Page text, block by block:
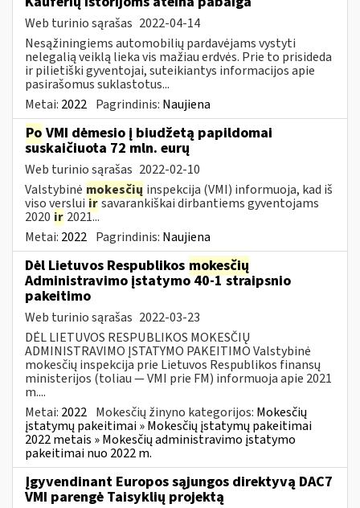
Web turinio sąrašas 2022-04-14
Nesąžiningiems automobilių pardavėjams vystyti
nelegalią veiklą lieka vis mažiau erdvės. Prie to prisideda
ir pilietiški gyventojai, suteikiantys informacijos apie
pasirašomus suklastotus...
Metai: 2022 Pagrindinis: Naujiena
Po VMI dėmesio į biudžetą papildomai
suskaičiuota 72 mln. eurų
Web turinio sąrašas 2022-02-10
Valstybinė mokesčių inspekcija (VMI) informuoja, kad iš
viso versluiirsavarankiškai dirbantiems gyventojams
2020 ir 2021...
Metai: 2022 Pagrindinis: Naujiena
Dėl Lietuvos Respublikos mokesčių
Administravimo įstatymo 40-1 straipsnio
pakeitimo
Web turinio sąrašas 2022-03-23
DĖL LIETUVOS RESPUBLIKOS MOKESČIŲ
ADMINISTRAVIMO ĮSTATYMO PAKEITIMO Valstybinė
mokesčių inspekcija prie Lietuvos Respublikos finansų
ministerijos (toliau — VMI prie FM) informuoja apie 2021
m....
Metai: 2022 Mokesčių žinyno kategorijos: Mokesčių
įstatymų pakeitimai » Mokesčių įstatymų pakeitimai
2022 metais » Mokesčių administravimo įstatymo
pakeitimai nuo 2022 m.
Įgyvendinant Europos sąjungos direktyvą DAC7
VMI parengė Taisyklių projektą